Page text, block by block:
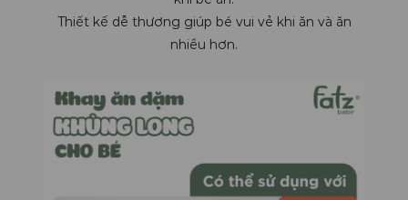
Thiết kế dễ thương giúp bé vui vẻ khi ăn và ăn
nhiều hơn.